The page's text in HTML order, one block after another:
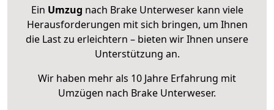
Ein Umzug nach Brake Unterweser kann viele
Herausforderungen mit sich bringen, um Ihnen
die Last zu erleichtern – bieten wir Ihnen unsere
Unterstützung an.
Wir haben mehr als 10 Jahre Erfahrung mit
Umzügen nach Brake Unterweser.